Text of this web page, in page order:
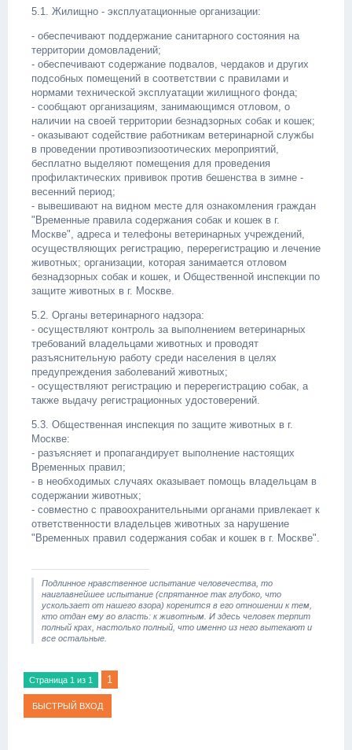
5.1. Жилищно - эксплуатационные организации:
- обеспечивают поддержание санитарного состояния на
территории домовладений;
- обеспечивают содержание подвалов, чердаков и других
подсобных помещений в соответствии с правилами и
нормами технической эксплуатации жилищного фонда;
- сообщают организациям, занимающимся отловом, о
наличии на своей территории безнадзорных собак и кошек;
- оказывают содействие работникам ветеринарной службы
в проведении противоэпизоотических мероприятий,
бесплатно выделяют помещения для проведения
профилактических прививок против бешенства в зимне -
весенний период;
- вывешивают на видном месте для ознакомления граждан
"Временные правила содержания собак и кошек в г.
Москве", адреса и телефоны ветеринарных учреждений,
осуществляющих регистрацию, перерегистрацию и лечение
животных; организации, которая занимается отловом
безнадзорных собак и кошек, и Общественной инспекции по
защите животных в г. Москве.
5.2. Органы ветеринарного надзора:
- осуществляют контроль за выполнением ветеринарных
требований владельцами животных и проводят
разъяснительную работу среди населения в целях
предупреждения заболеваний животных;
- осуществляют регистрацию и перерегистрацию собак, а
также выдачу регистрационных удостоверений.
5.3. Общественная инспекция по защите животных в г.
Москве:
- разъясняет и пропагандирует выполнение настоящих
Временных правил;
- в необходимых случаях оказывает помощь владельцам в
содержании животных;
- совместно с правоохранительными органами привлекает к
ответственности владельцев животных за нарушение
"Временных правил содержания собак и кошек в г. Москве".
Подлинное нравственное испытание человечества, то
наиглавнейшее испытание (спрятанное так глубоко, что
ускользает от нашего взора) коренится в его отношении к тем,
кто отдан ему во власть: к животным. И здесь человек терпит
полный крах, настолько полный, что именно из него вытекают и
все остальные.
Страница 1 из 1 1